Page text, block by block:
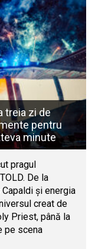
treia zi de
pentru
minute
pragul
De la
și energia
creat de
Priest, până la
pe scena